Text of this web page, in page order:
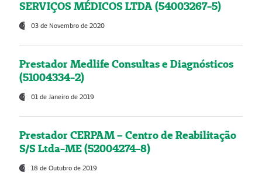
SERVIÇOS MÉDICOS LTDA (54003267-5)
03 de Novembro de 2020
Prestador Medlife Consultas e Diagnósticos
(51004334-2)
01 de Janeiro de 2019
Prestador CERPAM – Centro de Reabilitação
S/S Ltda-ME (52004274-8)
18 de Outubro de 2019